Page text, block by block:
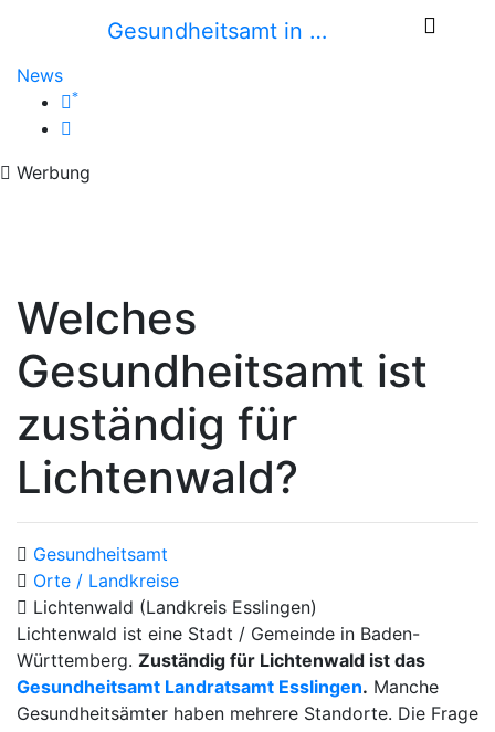
Gesundheitsamt in …
News
*
Werbung
Welches
Gesundheitsamt ist
zuständig für
Lichtenwald?
Gesundheitsamt
Orte / Landkreise
Lichtenwald (Landkreis Esslingen)
Lichtenwald ist eine Stadt / Gemeinde in Baden-
Württemberg. Zuständig für Lichtenwald ist das
Gesundheitsamt Landratsamt Esslingen. Manche
Gesundheitsämter haben mehrere Standorte. Die Frage